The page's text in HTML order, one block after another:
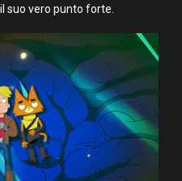
suo vero punto forte.